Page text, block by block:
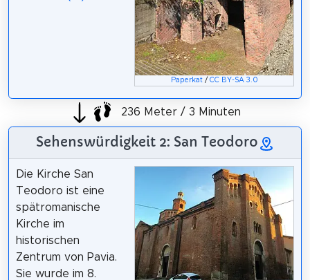
Paperkat/ CC BY-SA 3.0
236 Meter / 3 Minuten
Sehenswürdigkeit 2: San Teodoro
Die Kirche San
Teodoro ist eine
spätromanische
Kirche im
historischen
Zentrum von Pavia.
Sie wurde im 8.